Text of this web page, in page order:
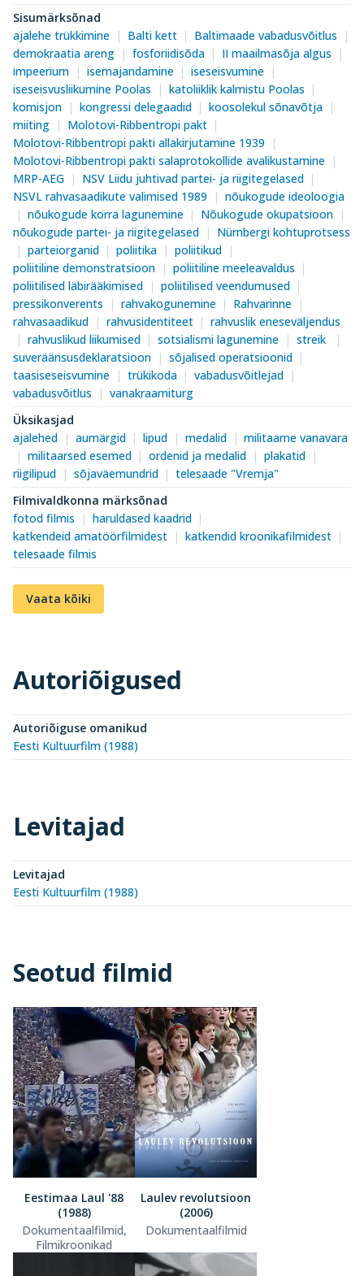
Sisumärksõnad
ajalehe trükkimine
Balti kett
Baltimaade vabadusvõitlus
demokraatia areng
fosforiidisõda
II maailmasõja algus
impeerium
isemajandamine
iseseisvumine
iseseisvusliikumine Poolas
katoliiklik kalmistu Poolas
komisjon
kongressi delegaadid
koosolekul sõnavõtja
miiting
Molotovi-Ribbentropi pakt
Molotovi-Ribbentropi pakti allakirjutamine 1939
Molotovi-Ribbentropi pakti salaprotokollide avalikustamine
MRP-AEG
NSV Liidu juhtivad partei- ja riigitegelased
NSVL rahvasaadikute valimised 1989
nõukogude ideoloogia
nõukogude korra lagunemine
Nõukogude okupatsioon
nõukogude partei- ja riigitegelased
Nürnbergi kohtuprotsess
parteiorganid
poliitika
poliitikud
poliitiline demonstratsioon
poliitiline meeleavaldus
poliitilised läbirääkimised
poliitilised veendumused
pressikonverents
rahvakogunemine
Rahvarinne
rahvasaadikud
rahvusidentiteet
rahvuslik eneseväljendus
rahvuslikud liikumised
sotsialismi lagunemine
streik
suveräänsusdeklaratsioon
sõjalised operatsioonid
taasiseseisvumine
trükikoda
vabadusvõitlejad
vabadusvõitlus
vanakraamiturg
Üksikasjad
ajalehed
aumärgid lipud medalid
militaarne vanavara
militaarsed esemed
ordenid ja medalid
plakatid
riigilipud
sõjaväemundrid
telesaade "Vremja"
Filmivaldkonna märksõnad
fotod filmis
haruldased kaadrid
katkendeid amatöörfilmidest
katkendid kroonikafilmidest
telesaade filmis
Vaata kõiki
Autoriõigused
Autoriõiguse omanikud
Eesti Kultuurfilm (1988)
Levitajad
Levitajad
Eesti Kultuurfilm (1988)
Seotud filmid
Eestimaa Laul '88
(1988)
Dokumentaalfilmid,
Filmikroonikad
Laulev revolutsioon
(2006)
Dokumentaalfilmid